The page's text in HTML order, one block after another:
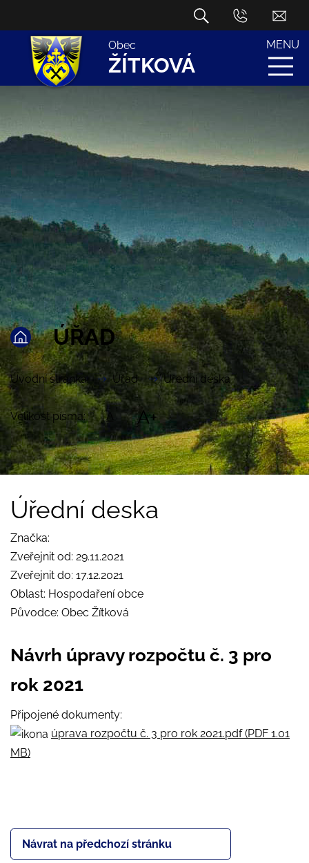
Obec
ŽÍTKOVÁ
MENU
ÚŘAD
Úvodní stránka Úřad Úřední deska
Velikost písma: A A+
Úřední deska
Značka:
Zveřejnit od: 29.11.2021
Zveřejnit do: 17.12.2021
Oblast: Hospodaření obce
Původce: Obec Žítková
Návrh úpravy rozpočtu č. 3 pro
rok 2021
Připojené dokumenty:
úprava rozpočtu č. 3 pro rok 2021.pdf (PDF 1.01
MB)
Návrat na předchozí stránku